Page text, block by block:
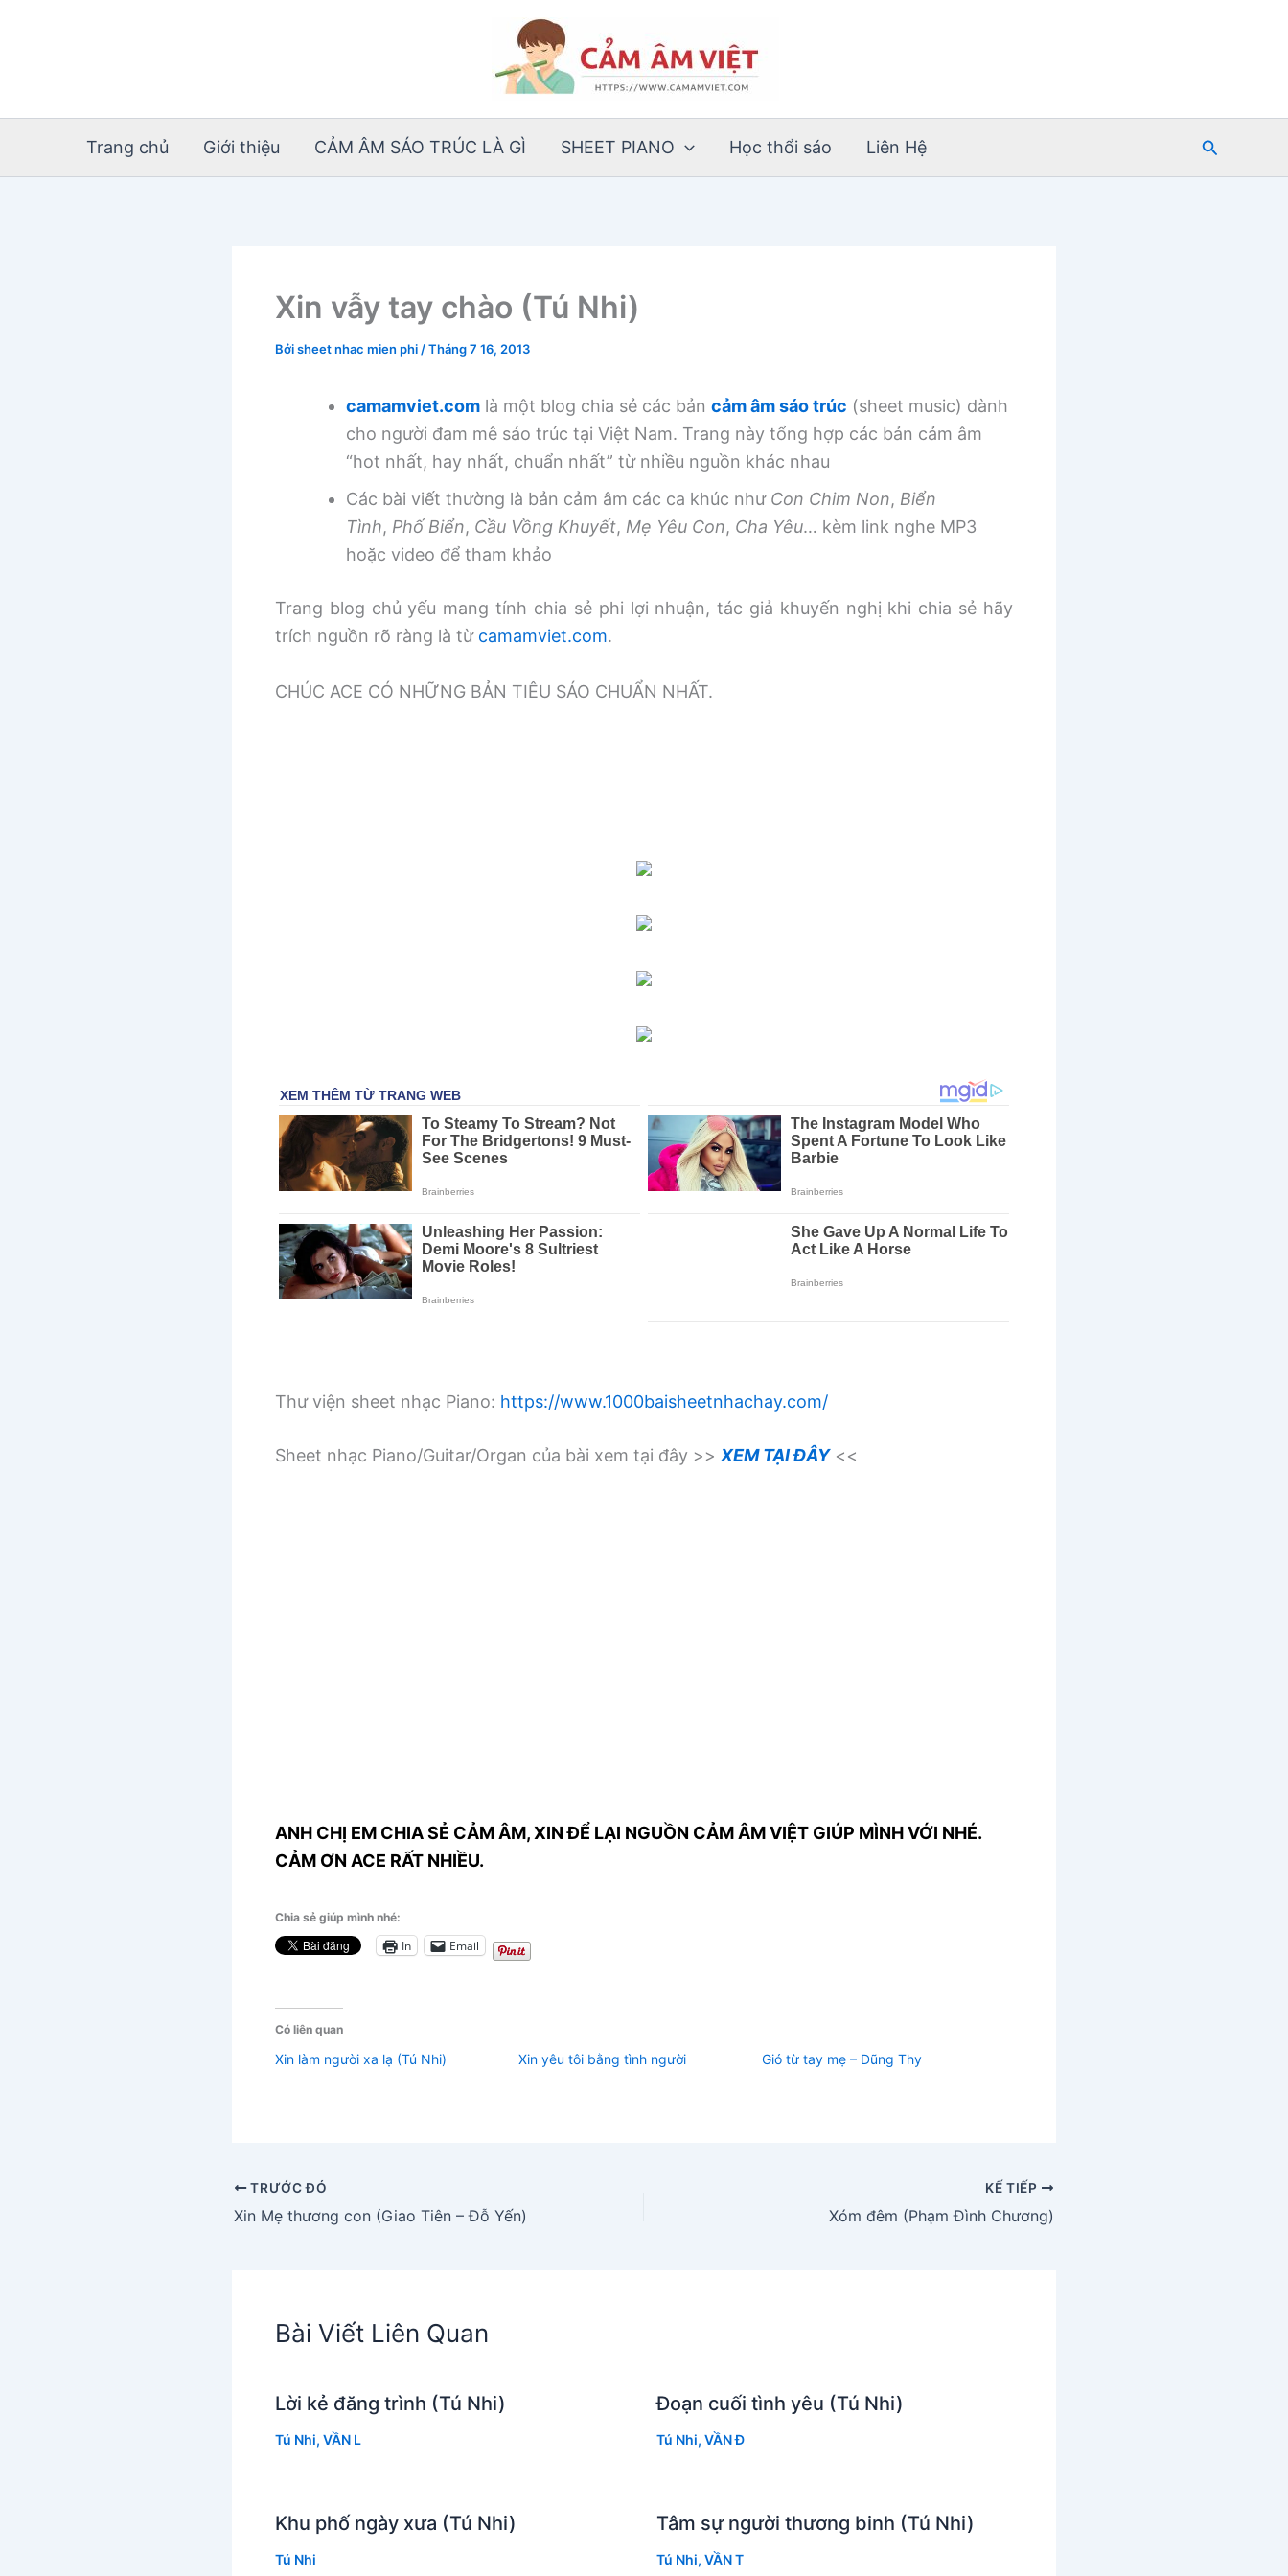
Trang chủ Giới thiệu CẢM ÂM SÁO TRÚC LÀ GÌ SHEET PIANO Học thổi sáo Liên Hệ
Tìm
Xin vẫy tay chào (Tú Nhi)
Bởisheet nhac mien phi /Tháng 7 16, 2013
camamviet.com là một blog chia sẻ các bản cảm âm sáo trúc (sheet music) dành
cho người đam mê sáo trúc tại Việt Nam. Trang này tổng hợp các bản cảm âm
“hot nhất, hay nhất, chuẩn nhất” từ nhiều nguồn khác nhau
Các bài viết thường là bản cảm âm các ca khúc như Con Chim Non, Biển
Tình, Phố Biển, Cầu Vồng Khuyết, Mẹ Yêu Con, Cha Yêu… kèm link nghe MP3
hoặc video để tham khảo
Trang blog chủ yếu mang tính chia sẻ phi lợi nhuận, tác giả khuyến nghị khi chia sẻ hãy
trích nguồn rõ ràng là từ camamviet.com.
CHÚC ACE CÓ NHỮNG BẢN TIÊU SÁO CHUẨN NHẤT.
Thư viện sheet nhạc Piano: https://www.1000baisheetnhachay.com/
Sheet nhạc Piano/Guitar/Organ của bài xem tại đây >> XEM TẠI ĐÂY<<
ANH CHỊ EM CHIA SẺ CẢM ÂM, XIN ĐỂ LẠI NGUỒN CẢM ÂM VIỆT GIÚP MÌNH VỚI NHÉ.
CẢM ƠN ACE RẤT NHIỀU.
Chia sẻ giúp mình nhé:
In Email
Có liên quan
Xin làm người xa lạ (Tú Nhi) Xin yêu tôi bằng tình người Gió từ tay mẹ – Dũng Thy
TRƯỚC ĐÓ
Xin Mẹ thương con (Giao Tiên – Đỗ Yến)
KẾ TIẾP
Xóm đêm (Phạm Đình Chương)
Bài Viết Liên Quan
Lời kẻ đăng trình (Tú Nhi)
Tú Nhi, VẦN L
Đoạn cuối tình yêu (Tú Nhi)
Tú Nhi, VẦN Đ
Khu phố ngày xưa (Tú Nhi)
Tú Nhi
Tâm sự người thương binh (Tú Nhi)
Tú Nhi, VẦN T